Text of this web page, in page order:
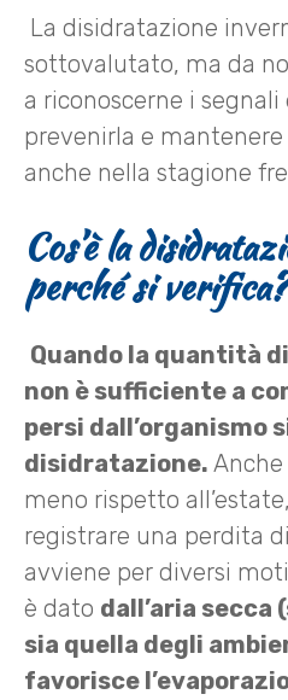
La disidratazione
sottovalutato, ma da
a riconoscerne i
prevenirla e mantenere
anche nella stagione
Cos’è la
perché si verifica?
Quando la quantità
non è sufficiente a
persi dall’organismo
disidratazione.
meno rispetto
registrare una perdita
avviene per diversi
è dato dall’aria secca
sia quella degli
favorisce